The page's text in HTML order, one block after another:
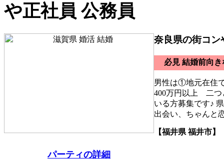
や正社員 公務員
奈良県の街コン
必見 結婚前向
男性は①地元在住
400万円以上 二つ
いる方募集です♪
出会い、ちゃんと
【福井県 福井市】
パーティの詳細